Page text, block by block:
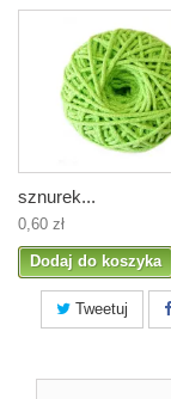
sznurek...
0,60 zł
Dodaj do koszyka
Tweetuj